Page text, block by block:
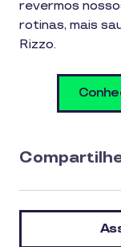
revermos
rotinas, mais
Rizzo.
this
article
on